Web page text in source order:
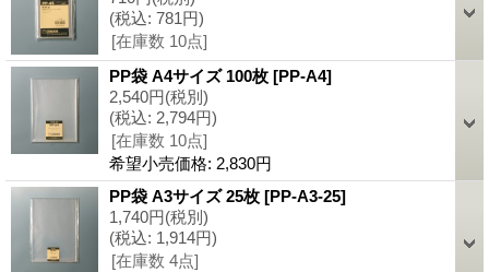
(税込: 781円)
[在庫数 10点]
PP袋 A4サイズ 100枚 [PP-A4]
2,540円(税別)
(税込: 2,794円)
[在庫数 10点]
希望小売価格: 2,830円
PP袋 A3サイズ 25枚 [PP-A3-25]
1,740円(税別)
(税込: 1,914円)
[在庫数 4点]